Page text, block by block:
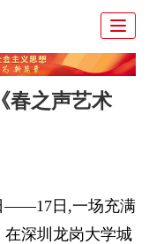
春之声艺术
——17日,一场充满
深圳龙岗大学城